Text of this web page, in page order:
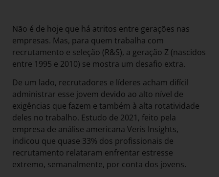
Não é de hoje que há atritos entre gerações nas
empresas. Mas, para quem trabalha com
recrutamento e seleção (R&S), a geração Z (nascidos
entre 1995 e 2010) se mostra um desafio extra.
De um lado, recrutadores e líderes acham difícil
administrar esse jovem devido ao alto nível de
exigências que fazem e também à alta rotatividade
deles no trabalho. Estudo de 2021, feito pela
empresa de análise americana Veris Insights,
indicou que quase 33% dos profissionais de
recrutamento relataram enfrentar estresse
extremo, semanalmente, por conta dos jovens.